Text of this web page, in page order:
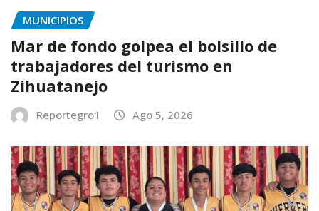
MUNICIPIOS
Mar de fondo golpea el bolsillo de
trabajadores del turismo en
Zihuatanejo
Reportegro1 Ago 5, 2026